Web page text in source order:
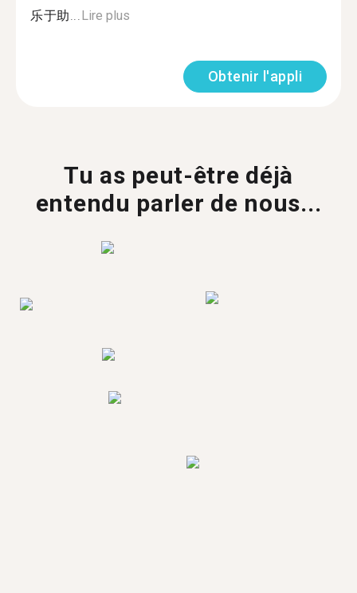
乐于助...Lire plus
Obtenir l'appli
Tu as peut-être déjà
entendu parler de nous...